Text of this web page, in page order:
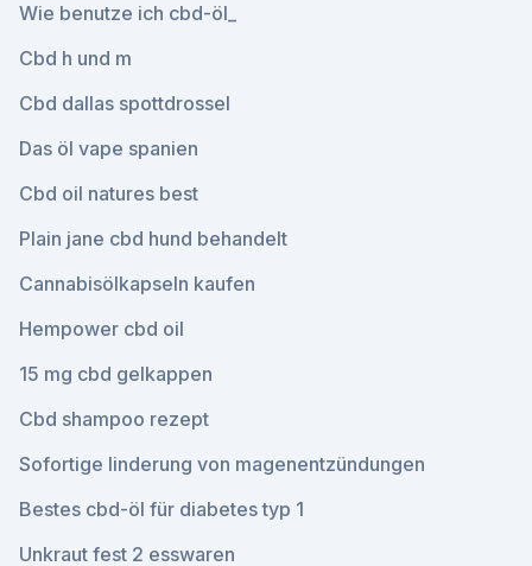
Wie benutze ich cbd-öl_
Cbd h und m
Cbd dallas spottdrossel
Das öl vape spanien
Cbd oil natures best
Plain jane cbd hund behandelt
Cannabisölkapseln kaufen
Hempower cbd oil
15 mg cbd gelkappen
Cbd shampoo rezept
Sofortige linderung von magenentzündungen
Bestes cbd-öl für diabetes typ 1
Unkraut fest 2 esswaren